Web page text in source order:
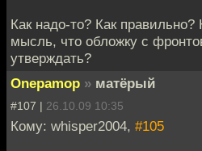
Как надо-то? Как
мысль, что обложку с
утверждать?
Onepamop » матёрый
#107 | 26.10.09 10:35
Кому: whisper2004, #105